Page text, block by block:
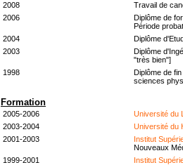
2008
Travail de
2006
Diplôme de
Période
2004
Diplôme
2003
Diplôme
"très bien"]
1998
Diplôme de
sciences
Formation
2005-2006
Université du
2003-2004
Université du
2001-2003
Institut
Nouveaux
1999-2001
Institut